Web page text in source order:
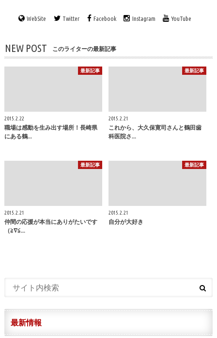
WebSite Twitter Facebook Instagram YouTube
NEW POST このライターの最新記事
最新記事
2015.2.22
職場は感動を生み出す場所！長崎県
にある鶴...
最新記事
2015.2.21
これから、大久保寛司さんと鶴田歯
科医院さ...
最新記事
2015.2.21
仲間の応援が本当にありがたいです
（≧∇≦...
最新記事
2015.2.21
自分が大好き
最新情報